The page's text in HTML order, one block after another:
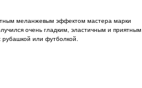
меланжевым эффектом мастера марки
очень гладким, эластичным и приятным
рубашкой или футболкой.